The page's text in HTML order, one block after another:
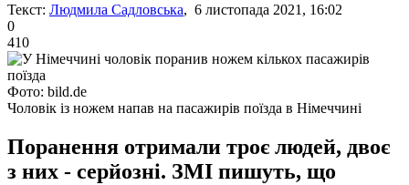
Текст: Людмила Садловська, 6 листопада 2021, 16:02
0
410
Фото: bild.de
Чоловік із ножем напав на пасажирів поїзда в Німеччині
Поранення отримали троє людей, двоє
з них - серйозні. ЗМІ пишуть, що